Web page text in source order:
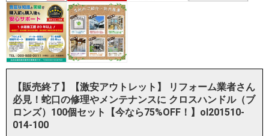
【販売終了】【激安アウトレット】 リフォーム業者さん
必見！蛇口の修理やメンテナンスに クロスハンドル（ブ
ロンズ）100個セット【今なら75%OFF！】ol201510-
014-100